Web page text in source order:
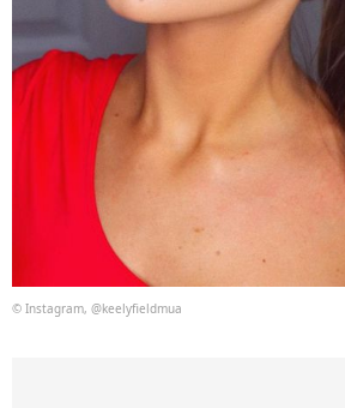
© Instagram, @keelyfieldmua